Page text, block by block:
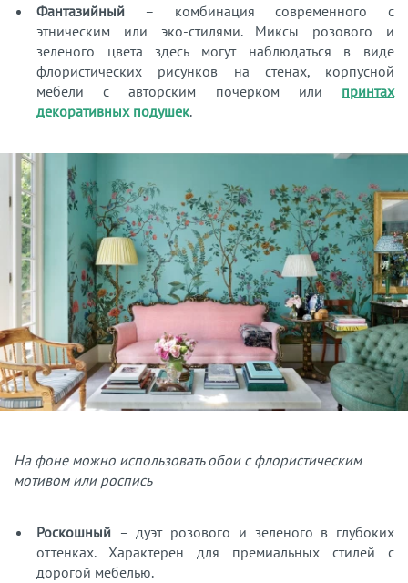
Фантазийный – комбинация современного с
этническим или эко-стилями. Миксы розового и
зеленого цвета здесь могут наблюдаться в виде
флористических рисунков на стенах, корпусной
мебели с авторским почерком или принтах
декоративных подушек.
На фоне можно использовать обои с флористическим
мотивом или роспись
Роскошный – дуэт розового и зеленого в глубоких
оттенках. Характерен для премиальных стилей с
дорогой мебелью.